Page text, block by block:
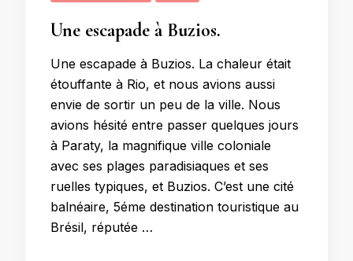
Une escapade à Buzios.
Une escapade à Buzios. La chaleur était
étouffante à Rio, et nous avions aussi
envie de sortir un peu de la ville. Nous
avions hésité entre passer quelques jours
à Paraty, la magnifique ville coloniale
avec ses plages paradisiaques et ses
ruelles typiques, et Buzios. C’est une cité
balnéaire, 5éme destination touristique au
Brésil, réputée …